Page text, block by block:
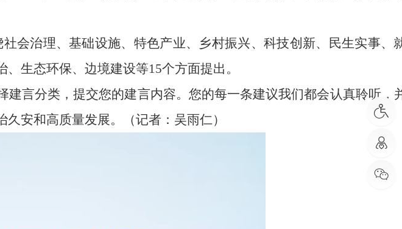
会治理、基础设施、特色产业、乡村振兴、科技创新、民生实事、
生态环保、边境建设等15个方面提出。
言分类，提交您的建言内容。您的每一条建议我们都会认真聆听，
安和高质量发展。
（记者：吴雨仁）